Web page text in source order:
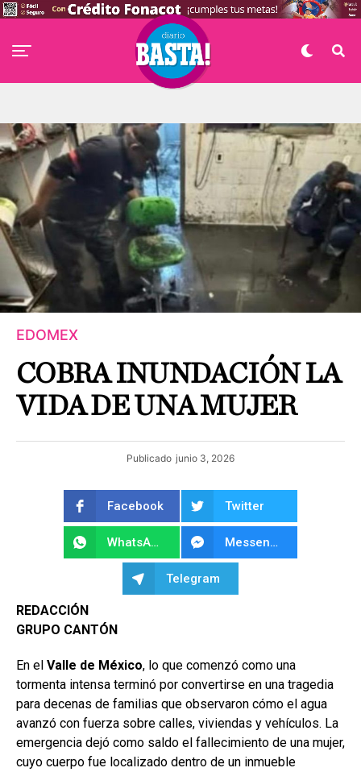
EDOMEX
COBRA INUNDACIÓN LA
VIDA DE UNA MUJER
Publicado junio 3, 2026
Facebook Twitter
WhatsApp Messenger
Telegram
REDACCIÓN
GRUPO CANTÓN
En el Valle de México, lo que comenzó como una
tormenta intensa terminó por convertirse en una tragedia
para decenas de familias que observaron cómo el agua
avanzó con fuerza sobre calles, viviendas y vehículos. La
emergencia dejó como saldo el fallecimiento de una mujer,
cuyo cuerpo fue localizado dentro de un inmueble